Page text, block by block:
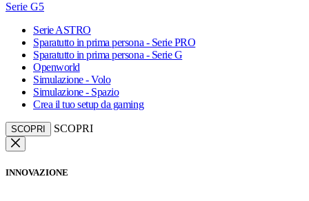
Serie G5
Serie ASTRO
Sparatutto in prima persona - Serie PRO
Sparatutto in prima persona - Serie G
Openworld
Simulazione - Volo
Simulazione - Spazio
Crea il tuo setup da gaming
SCOPRI SCOPRI
INNOVAZIONE